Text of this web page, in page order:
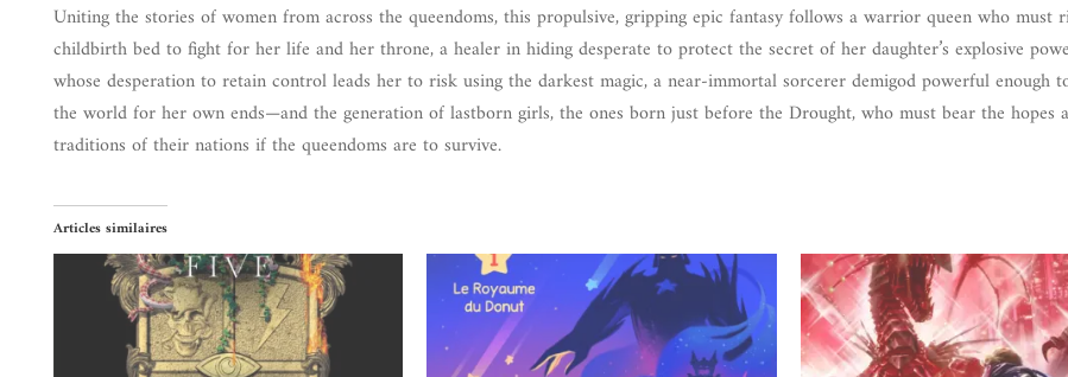
Uniting the stories of women from across the queendoms, this propulsive, gripping epic fantasy follows a warrior queen who must
childbirth bed to fight for her life and her throne, a healer in hiding desperate to protect the secret of her daughter’s explosive
whose desperation to retain control leads her to risk using the darkest magic, a near-immortal sorcerer demigod powerful enough
the world for her own ends—and the generation of lastborn girls, the ones born just before the Drought, who must bear the hopes
traditions of their nations if the queendoms are to survive.
Articles similaires